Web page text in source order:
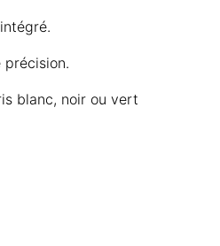
précision.
blanc, noir ou vert